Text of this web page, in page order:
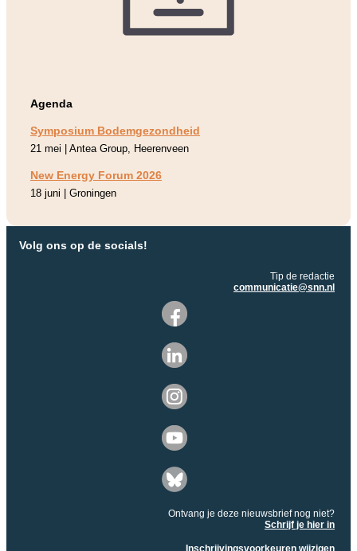
Agenda
Symposium Bodemgezondheid
21 mei | Antea Group, Heerenveen
New Energy Forum 2026
18 juni | Groningen
Volg ons op de socials!
Tip de redactie
communicatie@snn.nl
Ontvang je deze nieuwsbrief nog niet?
Schrijf je hier in
Inschrijvingsvoorkeuren wijzigen